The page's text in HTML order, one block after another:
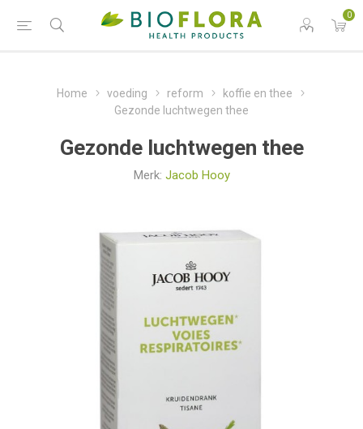
0
Home voeding reform
koffie en thee
Gezonde luchtwegen thee
Gezonde luchtwegen thee
Merk: Jacob Hooy